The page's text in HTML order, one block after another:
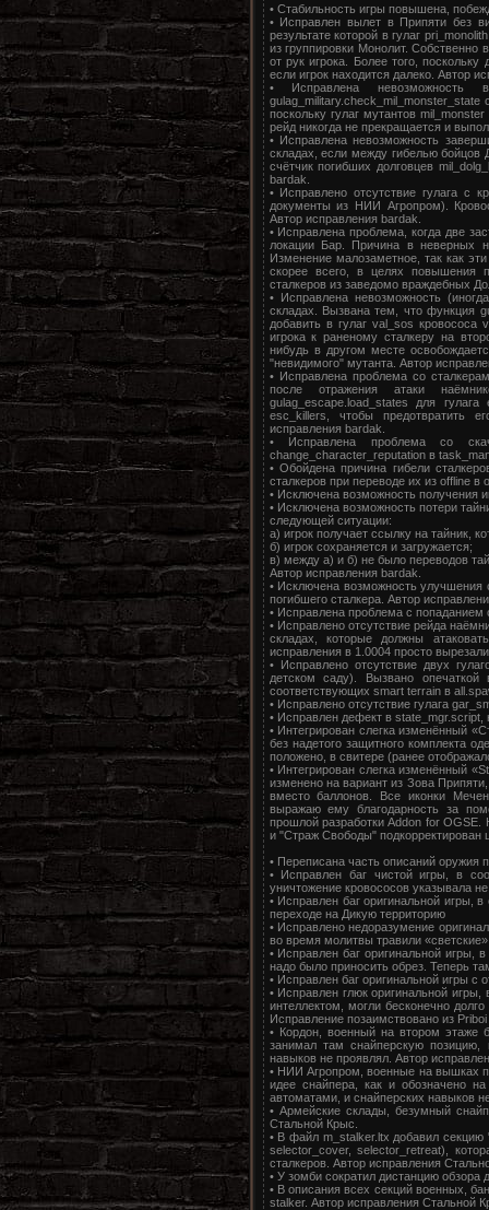
• Стабильность игры повышена,
• Исправлен вылет в Припяти без
результате которой в гулаг
из группировки Монолит. Собственно
от рук игрока. Более того,
если игрок находится далеко. Автор
• Исправлена невозможность
поскольку гулаг мутантов
рейд никогда не прекращается и
• Исправлена невозможность
складах, если между гибелью бойцов
счётчик погибших долговцев
bardak.
• Исправлено отсутствие гулага с
документы из НИИ Агропром).
Автор исправления bardak.
• Исправлена проблема, когда две
локации Бар. Причина в неверных
Изменение малозаметное, так как
скорее всего, в целях повышения
сталкеров из заведомо враждебных
• Исправлена невозможность
складах. Вызвана тем, что функция
добавить в гулаг val_sos кровососа
игрока к раненому сталкеру на
нибудь в другом месте
"невидимого" мутанта. Автор
• Исправлена проблема со
после отражения атаки
gulag_escape.load_states для
esc_killers, чтобы предотвратить
исправления bardak.
• Исправлена проблема со
change_character_reputation в
• Обойдена причина гибели
сталкеров при переводе их из offline в
• Исключена возможность получения
• Исключена возможность потери
следующей ситуации:
а) игрок получает ссылку на тайник,
б) игрок сохраняется и загружается;
в) между а) и б) не было переводов
Автор исправления bardak.
• Исключена возможность улучшения
погибшего сталкера. Автор
• Исправлена проблема с попаданием
• Исправлено отсутствие рейда
складах, которые должны
исправления в 1.0004 просто
• Исправлено отсутствие двух
детском саду). Вызвано
соответствующих smart terrain в
• Исправлено отсутствие гулага
• Исправлен дефект в
• Интегрирован слегка изменённый
без надетого защитного комплекта
положено, в свитере (ранее
• Интегрирован слегка изменённый
изменено на вариант из Зова
вместо баллонов. Все иконки
выражаю ему благодарность за
прошлой разработки Addon for
и "Страж Свободы" подкорректирован
• Переписана часть описаний оружия
• Исправлен баг чистой игры, в
уничтожение кровососов указывала
• Исправлен баг оригинальной игры,
переходе на Дикую территорию
• Исправлено недоразумение
во время молитвы травили
• Исправлен баг оригинальной игры,
надо было приносить обрез. Теперь
• Исправлен баг оригинальной игры с
• Исправлен глюк оригинальной
интеллектом, могли бесконечно
Исправление позаимствовано из
• Кордон, военный на втором этаже
занимал там снайперскую
навыков не проявлял. Автор
• НИИ Агропром, военные на вышках
идее снайпера, как и обозначено
автоматами, и снайперских навыков
• Армейские склады, безумный
Стальной Крыс.
• В файл m_stalker.ltx добавил
selector_cover, selector_retreat),
сталкеров. Автор исправления
• У зомби сократил дистанцию
• В описания всех секций военных,
stalker. Автор исправления Стальной